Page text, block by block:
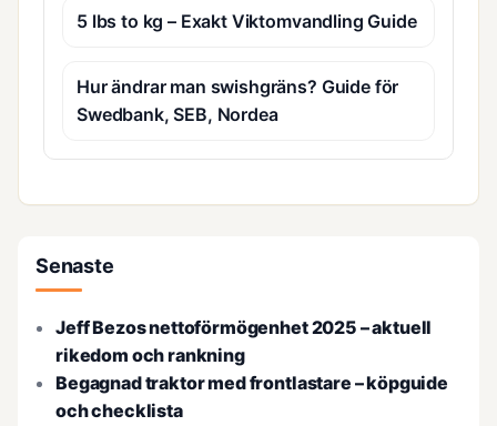
5 lbs to kg – Exakt Viktomvandling Guide
Hur ändrar man swishgräns? Guide för
Swedbank, SEB, Nordea
Senaste
Jeff Bezos nettoförmögenhet 2025 – aktuell
rikedom och rankning
Begagnad traktor med frontlastare – köpguide
och checklista